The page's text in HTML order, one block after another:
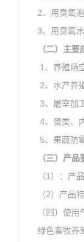
2、用臭氧
3、用臭氧
（二）主要
1、养殖场
2、水产养
3、屠宰加
4、蛋类、
5、果蔬防
（三）产品
（1）：产
（2）产品
（四）使
绿色畜牧养